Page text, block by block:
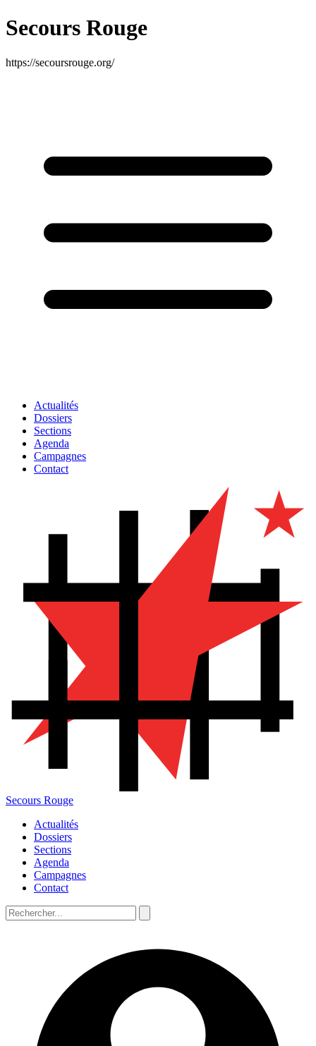
Secours Rouge
https://secoursrouge.org/
Actualités
Dossiers
Sections
Agenda
Campagnes
Contact
Secours Rouge
Actualités
Dossiers
Sections
Agenda
Campagnes
Contact